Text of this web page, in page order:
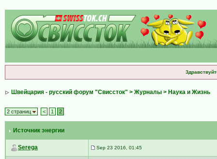
Швейцария - русский форум "Свиссток" > Журналы> Наука и Жизнь
2 страниц < 1 2
Источник энергии
Serega Sep 23 2016, 01:45